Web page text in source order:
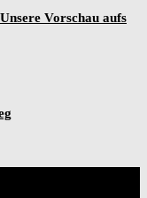
Vorschau aufs